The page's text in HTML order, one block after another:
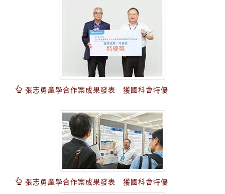
張志勇產學合作案成果發表 獲國科會特優
張志勇產學合作案成果發表 獲國科會特優